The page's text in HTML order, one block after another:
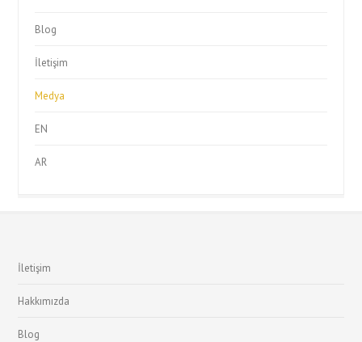
Blog
İletişim
Medya
EN
AR
İletişim
Hakkımızda
Blog